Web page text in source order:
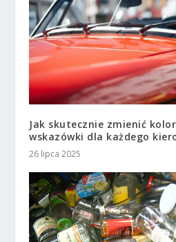
Jak skutecznie zmienić
wskazówki dla każdego
26 lipca 2025